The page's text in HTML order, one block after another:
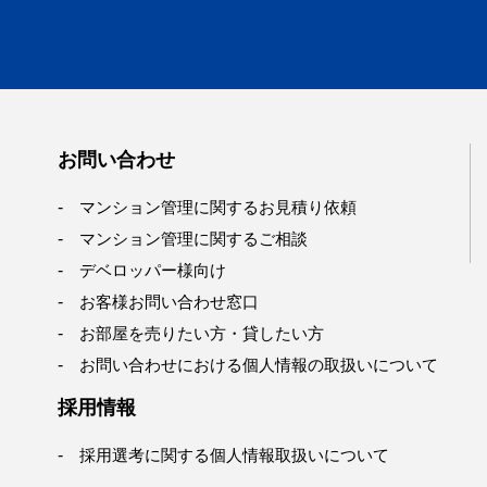
お問い合わせ
マンション管理に関するお見積り依頼
マンション管理に関するご相談
デベロッパー様向け
お客様お問い合わせ窓口
お部屋を売りたい方・貸したい方
お問い合わせにおける個人情報の取扱いについて
採用情報
採用選考に関する個人情報取扱いについて